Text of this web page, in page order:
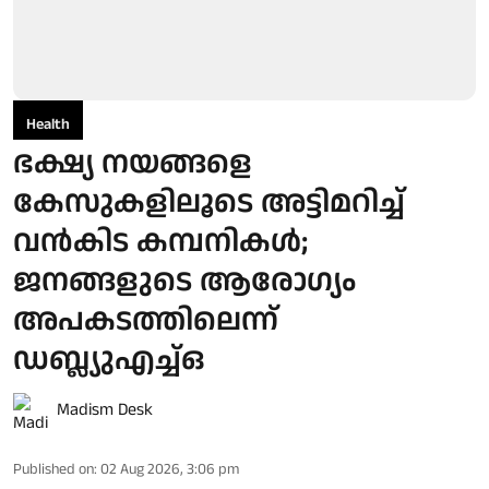
Health
ഭക്ഷ്യ നയങ്ങളെ
കേസുകളിലൂടെ അട്ടിമറിച്ച്
വൻകിട കമ്പനികൾ;
ജനങ്ങളുടെ ആരോഗ്യം
അപകടത്തിലെന്ന്
ഡബ്ല്യുഎച്ച്ഒ
Madism Desk
Published on: 02 Aug 2026, 3:06 pm